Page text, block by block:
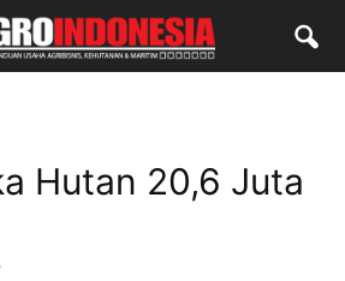
Hutan 20,6 Juta